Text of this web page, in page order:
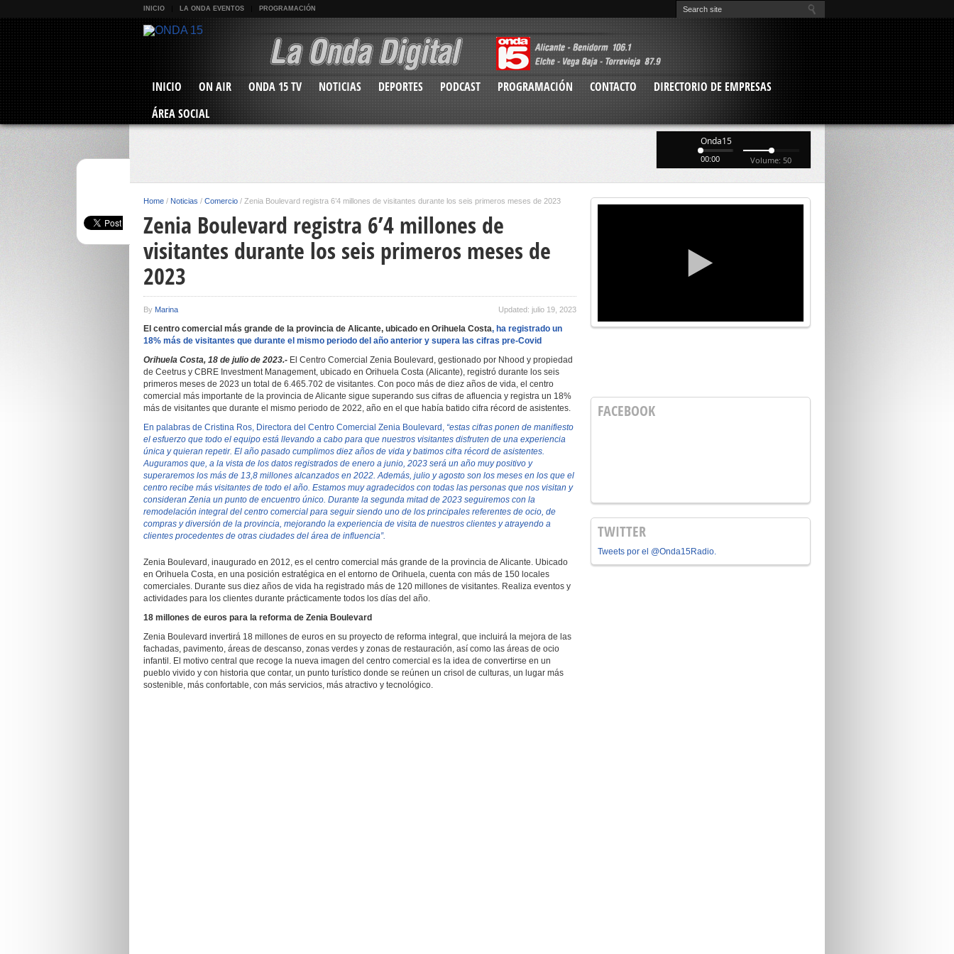
INICIO LA ONDA EVENTOS PROGRAMACIÓN
INICIO ON AIR ONDA 15 TV NOTICIAS DEPORTES PODCAST PROGRAMACIÓN CONTACTO
DIRECTORIO DE EMPRESAS
ÁREA SOCIAL
Onda15
00:00 Volume: 50
Home / Noticias / Comercio / Zenia Boulevard registra 6’4 millones de visitantes durante los seis primeros meses de 2023
Zenia Boulevard registra 6’4 millones de
visitantes durante los seis primeros meses de
2023
By Marina Updated: julio 19, 2023
El centro comercial más grande de la provincia de Alicante, ubicado en Orihuela Costa, ha registrado un
18% más de visitantes que durante el mismo periodo del año anterior y supera las cifras pre-Covid
Orihuela Costa, 18 de julio de 2023.- El Centro Comercial Zenia Boulevard, gestionado por Nhood y propiedad
de Ceetrus y CBRE Investment Management, ubicado en Orihuela Costa (Alicante), registró durante los seis
primeros meses de 2023 un total de 6.465.702 de visitantes. Con poco más de diez años de vida, el centro
comercial más importante de la provincia de Alicante sigue superando sus cifras de afluencia y registra un 18%
más de visitantes que durante el mismo periodo de 2022, año en el que había batido cifra récord de asistentes.
En palabras de Cristina Ros, Directora del Centro Comercial Zenia Boulevard, “estas cifras ponen de manifiesto
el esfuerzo que todo el equipo está llevando a cabo para que nuestros visitantes disfruten de una experiencia
única y quieran repetir. El año pasado cumplimos diez años de vida y batimos cifra récord de asistentes.
Auguramos que, a la vista de los datos registrados de enero a junio, 2023 será un año muy positivo y
superaremos los más de 13,8 millones alcanzados en 2022. Además, julio y agosto son los meses en los que el
centro recibe más visitantes de todo el año. Estamos muy agradecidos con todas las personas que nos visitan y
consideran Zenia un punto de encuentro único. Durante la segunda mitad de 2023 seguiremos con la
remodelación integral del centro comercial para seguir siendo uno de los principales referentes de ocio, de
compras y diversión de la provincia, mejorando la experiencia de visita de nuestros clientes y atrayendo a
clientes procedentes de otras ciudades del área de influencia”.
Zenia Boulevard, inaugurado en 2012, es el centro comercial más grande de la provincia de Alicante. Ubicado
en Orihuela Costa, en una posición estratégica en el entorno de Orihuela, cuenta con más de 150 locales
comerciales. Durante sus diez años de vida ha registrado más de 120 millones de visitantes. Realiza eventos y
actividades para los clientes durante prácticamente todos los días del año.
18 millones de euros para la reforma de Zenia Boulevard
Zenia Boulevard invertirá 18 millones de euros en su proyecto de reforma integral, que incluirá la mejora de las
fachadas, pavimento, áreas de descanso, zonas verdes y zonas de restauración, así como las áreas de ocio
infantil. El motivo central que recoge la nueva imagen del centro comercial es la idea de convertirse en un
pueblo vivido y con historia que contar, un punto turístico donde se reúnen un crisol de culturas, un lugar más
sostenible, más confortable, con más servicios, más atractivo y tecnológico.
FACEBOOK
TWITTER
Tweets por el @Onda15Radio.